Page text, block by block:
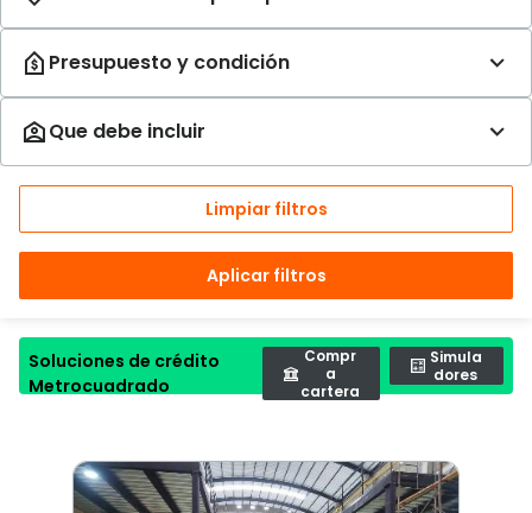
Limpiar filtros
Aplicar filtros
Soluciones de crédito
Metrocuadrado
Compr
a
cartera
Simula
dores